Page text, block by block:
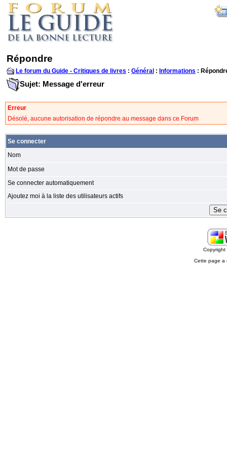
Répondre
Le forum du Guide - Critiques de livres : Général : Informations :
Sujet: Message d'erreur
Erreur
Désolé, aucune autorisation de répondre au message dans ce Forum
Se connecter
Nom
Mot de passe
Se connecter automatiquement
Ajoutez moi à la liste des utilisateurs actifs
Cette page a